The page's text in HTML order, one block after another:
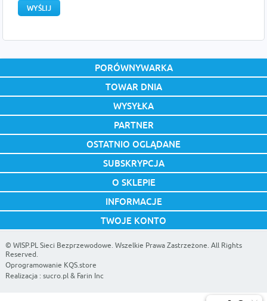
PORÓWNYWARKA
TOWAR DNIA
WYSYŁKA
PARTNER
OSTATNIO OGLĄDANE
SUBSKRYPCJA
O SKLEPIE
INFORMACJE
TWOJE KONTO
© WISP.PL Sieci Bezprzewodowe. Wszelkie Prawa Zastrzeżone. All Rights
Reserved.
Oprogramowanie KQS.store
Realizacja : sucro.pl& Farin Inc